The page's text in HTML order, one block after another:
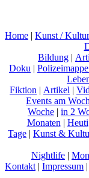
Home | Kunst / Kultur
Bildung |
Doku |
Fiktion | Artikel |
Events am
Woche | in 2
Monaten |
Tage | Kunst &
Nightlife |
Kontakt | Impressum |